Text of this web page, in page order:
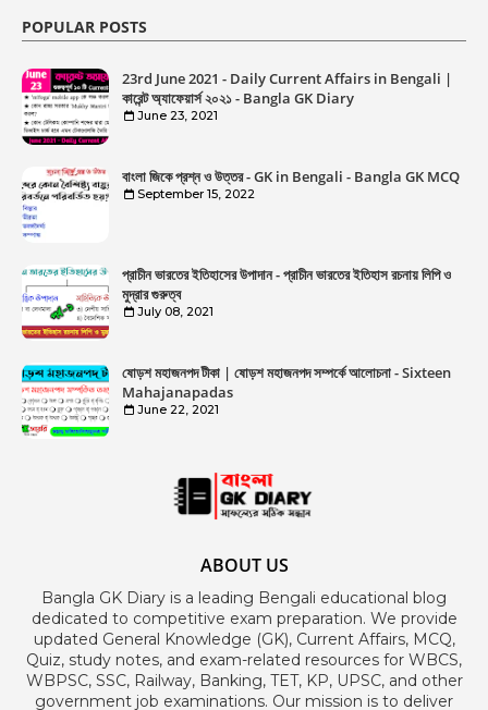
POPULAR POSTS
23rd June 2021 - Daily Current Affairs in Bengali |
কারেন্ট অ্যাফেয়ার্স ২০২১ - Bangla GK Diary
June 23, 2021
বাংলা জিকে প্রশ্ন ও উত্তর - GK in Bengali - Bangla GK MCQ
September 15, 2022
প্রাচীন ভারতের ইতিহাসের উপাদান - প্রাচীন ভারতের ইতিহাস রচনায় লিপি ও
মুদ্রার গুরুত্ব
July 08, 2021
ষোড়শ মহাজনপদ টীকা | ষোড়শ মহাজনপদ সম্পর্কে আলোচনা - Sixteen
Mahajanapadas
June 22, 2021
ABOUT US
Bangla GK Diary is a leading Bengali educational blog
dedicated to competitive exam preparation. We provide
updated General Knowledge (GK), Current Affairs, MCQ,
Quiz, study notes, and exam-related resources for WBCS,
WBPSC, SSC, Railway, Banking, TET, KP, UPSC, and other
government job examinations. Our mission is to deliver